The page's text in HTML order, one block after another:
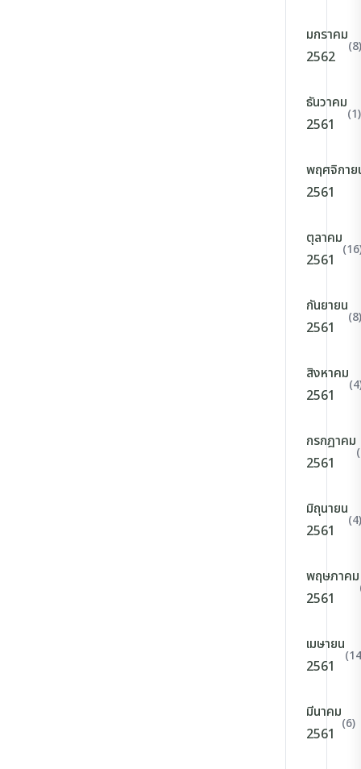
มกราคม
2562
(8)
ธันวาคม
2561
(1)
พฤศจิกาย
2561
ตุลาคม
2561
กันยายน
2561
(8)
สิงหาคม
2561
กรกฎาคม
2561
มิถุนายน
2561
(4)
พฤษภาคม
2561
เมษายน
2561
มีนาคม
2561
(6)